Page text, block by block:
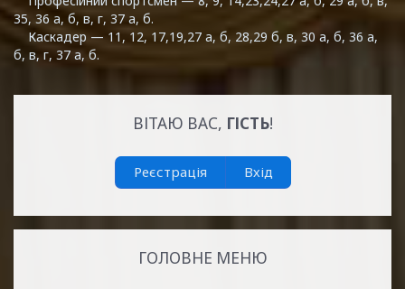
35, 36 а, б, в, г, 37 а, б.
Каскадер — 11, 12, 17,19,27 а, б, 28,29 б, в, 30 а, б, 36 а,
б, в, г, 37 а, б.
ВІТАЮ ВАС, ГІСТЬ!
Реєстрація Вхід
ГОЛОВНЕ МЕНЮ